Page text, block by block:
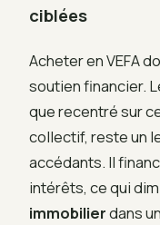
ciblées
Acheter en VEFA
soutien financier.
que recentré sur
collectif, reste un
accédants. Il
intérêts, ce qui
immobilierdans